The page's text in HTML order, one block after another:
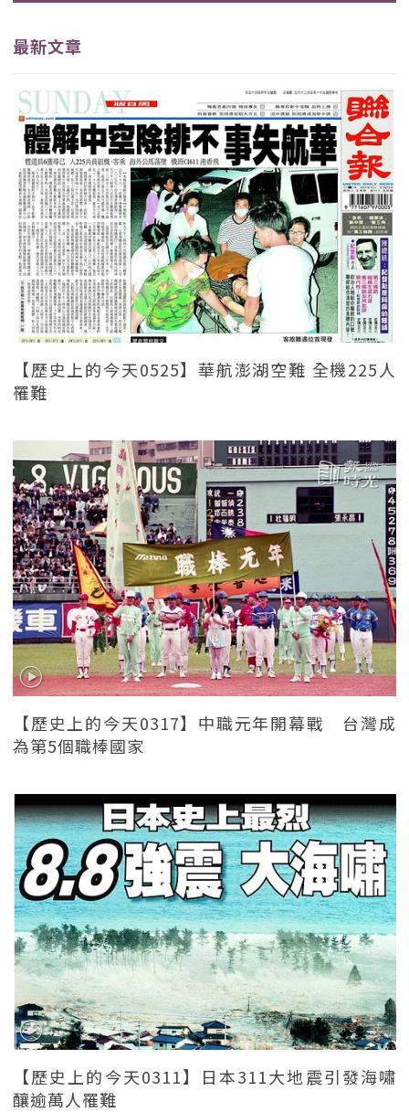
最新文章
【歷史上的今天0525】華航澎湖空難 全機225人
罹難
【歷史上的今天0317】中職元年開幕戰 台灣成
為第5個職棒國家
【歷史上的今天0311】日本311大地震引發海嘯
釀逾萬人罹難